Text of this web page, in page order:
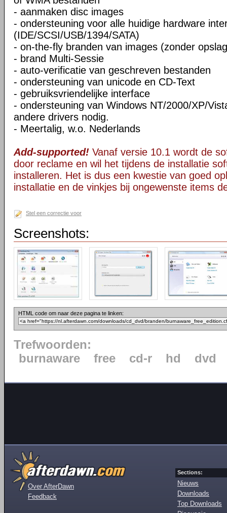
- aanmaken disc images
- ondersteuning voor alle huidige hardware
(IDE/SCSI/USB/1394/SATA)
- on-the-fly branden van images (zonder
- brand Multi-Sessie
- auto-verificatie van geschreven bestanden
- ondersteuning van unicode en CD-Text
- gebruiksvriendelijke interface
- ondersteuning van Windows NT/2000/XP/
andere drivers nodig.
- Meertalig, w.o. Nederlands
Add-supported! Vanaf versie 10.1 wordt de
door reclame en wil het tijdens de installatie
installeren. Het is dus een kwestie van goed
installatie en de vinkjes bij ongewenste items
Stel een correctie voor
Screenshots:
HTML code om naar deze pagina te linken:
Trefwoorden:
burnaware
free cd-r hd dvd
Over AfterDawn
Feedback
Sections:
Nieuws
Downloads
Top Downloads